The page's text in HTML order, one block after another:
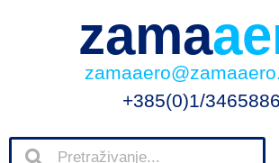
zama
+385(0)1/3465886